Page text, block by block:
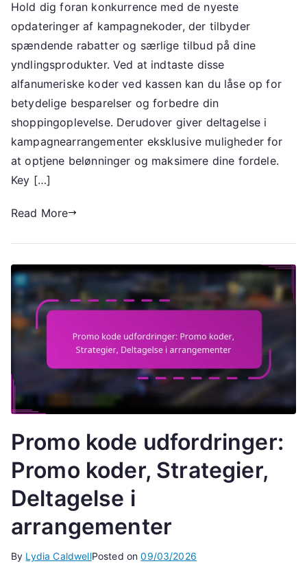
af
kampagnekoder:
Kampagnekoder,
Nyeste
tilbud,
arrangementer
Hold dig foran konkurrence med de nyeste
opdateringer af kampagnekoder, der tilbyder
spændende rabatter og særlige tilbud på dine
yndlingsprodukter. Ved at indtaste disse
alfanumeriske koder ved kassen kan du låse op for
betydelige besparelser og forbedre din
shoppingoplevelse. Derudover giver deltagelse i
kampagnearrangementer eksklusive muligheder for
at optjene belønninger og maksimere dine fordele.
Key […]
Read More
Promo kode udfordringer:
Promo koder, Strategier,
Deltagelse i
arrangementer
By Lydia CaldwellPosted on09/03/2026